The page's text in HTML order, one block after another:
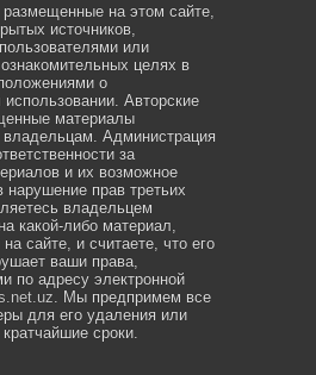
на этом сайте,
источников,
или
целях в
о
Авторские
материалы
Администрация
за
и их возможное
нарушение прав третьих
владельцем
какой-либо материал,
сайте, и считаете, что его
ваши права,
по адресу электронной
. Мы предпримем все
для его удаления или
сроки.